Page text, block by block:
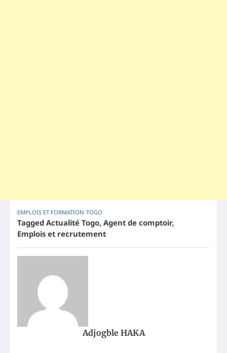
EMPLOIS ET FORMATION TOGO
Tagged Actualité Togo, Agent de comptoir,
Emplois et recrutement
Adjogble HAKA